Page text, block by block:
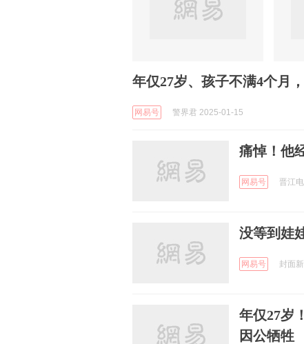
年仅27岁、孩子不满4个月
网易号 警界君 2025-01-15
痛悼！他
网易号 晋江
没等到娃
网易号 封面
年仅27岁
因公牺牲